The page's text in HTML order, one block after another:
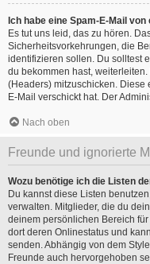
Ich habe eine Spam-E-Mail
Es tut uns leid, das zu hören.
Sicherheitsvorkehrungen, die
identifizieren sollen. Du solltest
du bekommen hast,
(Headers) mitzuschicken. Diese
E-Mail verschickt hat. Der
Nach oben
Freunde und ignorierte
Wozu benötige ich die Listen
Du kannst diese Listen
verwalten. Mitglieder, die du
deinem persönlichen Bereich
dort deren Onlinestatus und
senden. Abhängig von dem
Freunde auch hervorgehoben